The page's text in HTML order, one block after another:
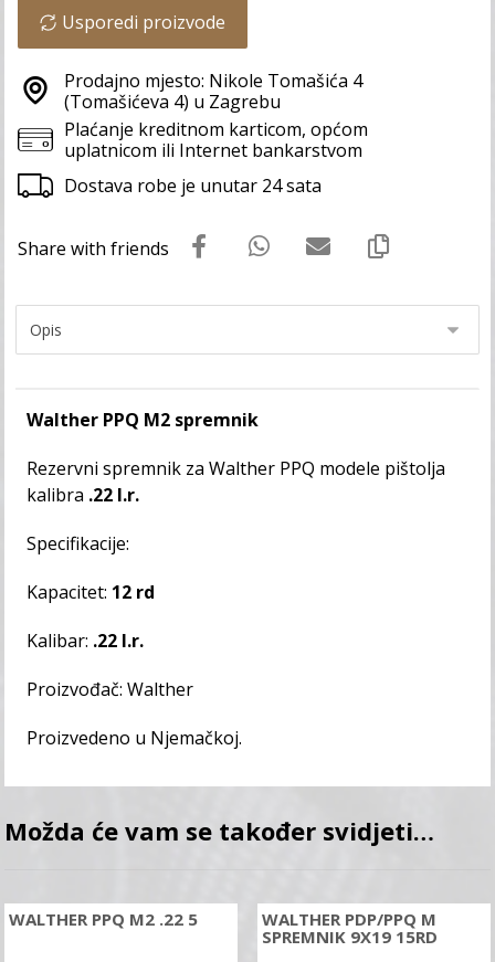
Usporedi proizvode
Prodajno mjesto: Nikole Tomašića 4
(Tomašićeva 4) u Zagrebu
Plaćanje kreditnom karticom, općom
uplatnicom ili Internet bankarstvom
Dostava robe je unutar 24 sata
Walther PPQ M2 spremnik
Rezervni spremnik za Walther PPQ modele pištolja
kalibra .22 l.r.
Specifikacije:
Kapacitet: 12 rd
Kalibar: .22 l.r.
Proizvođač: Walther
Proizvedeno u Njemačkoj.
Možda će vam se također svidjeti…
WALTHER PPQ M2 .22 5
WALTHER PDP/PPQ M
SPREMNIK 9X19 15RD